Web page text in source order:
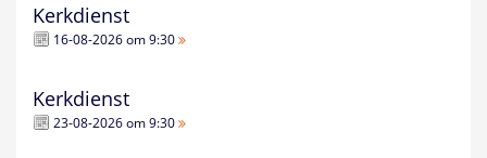
Kerkdienst
16-08-2026 om 9:30
Kerkdienst
23-08-2026 om 9:30